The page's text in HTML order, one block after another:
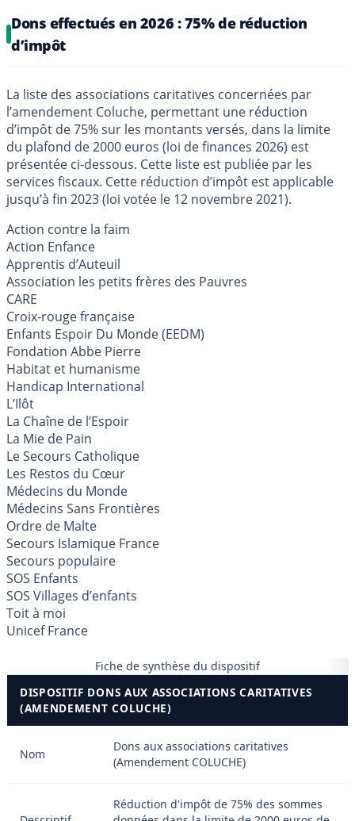
Dons effectués en 2026 : 75% de réduction
d’impôt
La liste des associations caritatives concernées par
l’amendement Coluche, permettant une réduction
d’impôt de 75% sur les montants versés, dans la limite
du plafond de 2000 euros (loi de finances 2026) est
présentée ci-dessous. Cette liste est publiée par les
services fiscaux. Cette réduction d’impôt est applicable
jusqu’à fin 2023 (loi votée le 12 novembre 2021).
Action contre la faim
Action Enfance
Apprentis d’Auteuil
Association les petits frères des Pauvres
CARE
Croix-rouge française
Enfants Espoir Du Monde (EEDM)
Fondation Abbe Pierre
Habitat et humanisme
Handicap International
L’Ilôt
La Chaîne de l’Espoir
La Mie de Pain
Le Secours Catholique
Les Restos du Cœur
Médecins du Monde
Médecins Sans Frontières
Ordre de Malte
Secours Islamique France
Secours populaire
SOS Enfants
SOS Villages d’enfants
Toit à moi
Unicef France
Fiche de synthèse du dispositif
DISPOSITIF DONS AUX ASSOCIATIONS CARITATIVES
(AMENDEMENT COLUCHE)
Nom
Dons aux associations caritatives
(Amendement COLUCHE)
Réduction d'impôt de 75% des sommes